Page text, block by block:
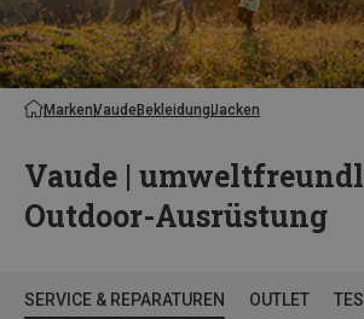
MarkenVaudeBekleidungJacken
Vaude |
Outdoor-Ausrüstung
SERVICE & REPARATUREN OUTLET